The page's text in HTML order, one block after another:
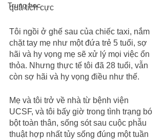
Trung học
quả tích cực
Tôi ngồi ở ghế sau của chiếc taxi, nắm
chặt tay mẹ như một đứa trẻ 5 tuổi, sợ
hãi và hy vọng mẹ sẽ xử lý mọi việc ổn
thỏa. Nhưng thực tế tôi đã 28 tuổi, vẫn
còn sợ hãi và hy vọng điều như thế.
Mẹ và tôi trở về nhà từ bệnh viện
UCSF, và tôi bấy giờ trong tình trạng bó
bột toàn thân, sống sót sau cuộc phẫu
thuật hợp nhất tủy sống đúng một tuần